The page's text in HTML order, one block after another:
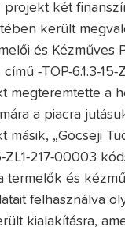
projekt két
került
és Kézműves
-TOP-6.1.3-15-
megteremtette a
a piacra
másik, „Göcseji
ZL1-217-00003
termelők és
felhasználva
kialakításra,